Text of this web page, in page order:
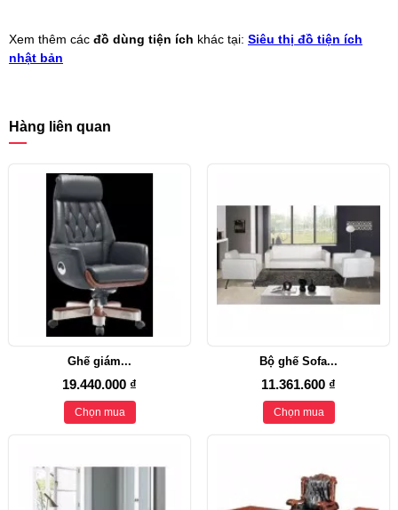
Xem thêm các đồ dùng tiện ích khác tại: Siêu thị đồ tiện ích
nhật bản
Hàng liên quan
Ghế giám...
19.440.000 ₫
Chọn mua
Bộ ghế Sofa...
11.361.600 ₫
Chọn mua